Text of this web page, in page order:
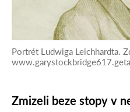
Portrét Ludwiga Leichhardta.
Zmizeli beze stopy v